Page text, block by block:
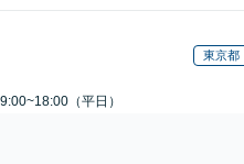
東京都
（平日）